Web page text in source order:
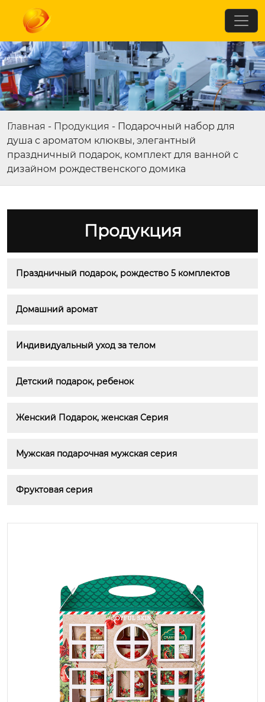
Главная - Продукция - Подарочный набор для
душа с ароматом клюквы, элегантный
праздничный подарок, комплект для ванной с
дизайном рождественского домика
Продукция
Праздничный подарок, рождество 5 комплектов
Домашний аромат
Индивидуальный уход за телом
Детский подарок, ребенок
Женский Подарок, женская Серия
Мужская подарочная мужская серия
Фруктовая серия